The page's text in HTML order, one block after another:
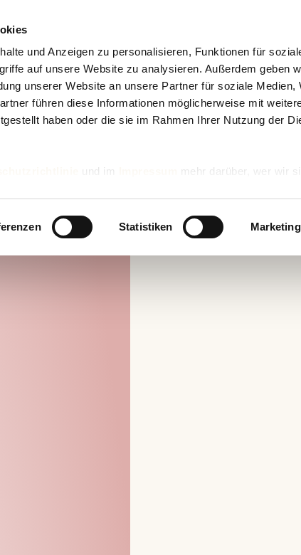
und Anzeigen zu personalisieren, Funktionen für
auf unsere Website zu analysieren. Außerdem geben
unserer Website an unsere Partner für soziale Medien,
führen diese Informationen möglicherweise mit
haben oder die sie im Rahmen Ihrer Nutzung der
und im
mehr darüber, wer wir
Statistiken Marketing